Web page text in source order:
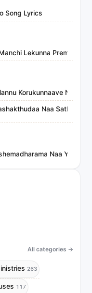
Song Lyrics
Lekunna
Korukunnaave Nannu
Naa
Naa Yesayya
All categories →
263
117